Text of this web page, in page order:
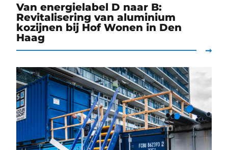
Van energielabel D naar B:
Revitalisering van aluminium
kozijnen bij Hof Wonen in Den
Haag